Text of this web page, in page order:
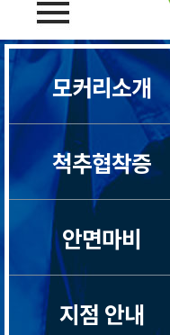
모커리소개
척추협착증
안면마비
지점 안내